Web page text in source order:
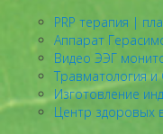
PRP терапия |
Аппарат
Видео ЭЭГ
Травматология
Изготовление
Центр здоровых